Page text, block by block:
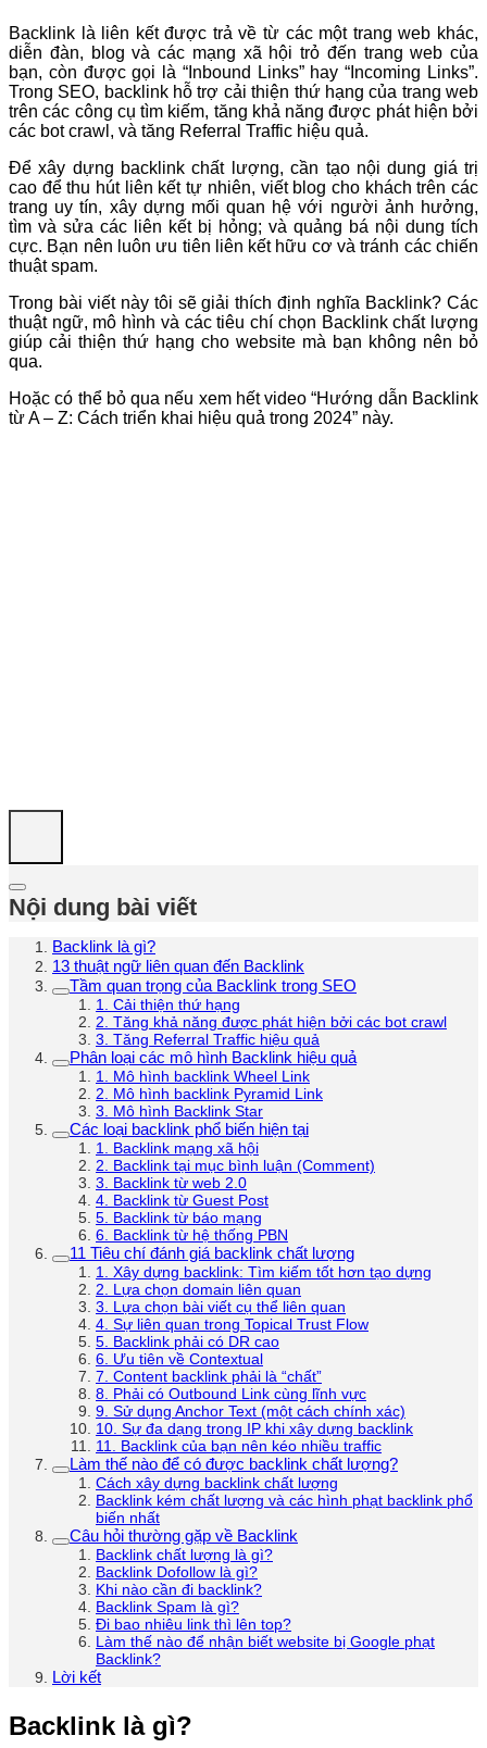
Backlink là liên kết được trả về từ các một trang web khác,
diễn đàn, blog và các mạng xã hội trỏ đến trang web của
bạn, còn được gọi là “Inbound Links” hay “Incoming Links”.
Trong SEO, backlink hỗ trợ cải thiện thứ hạng của trang web
trên các công cụ tìm kiếm, tăng khả năng được phát hiện bởi
các bot crawl, và tăng Referral Traffic hiệu quả.
Để xây dựng backlink chất lượng, cần tạo nội dung giá trị
cao để thu hút liên kết tự nhiên, viết blog cho khách trên các
trang uy tín, xây dựng mối quan hệ với người ảnh hưởng,
tìm và sửa các liên kết bị hỏng; và quảng bá nội dung tích
cực. Bạn nên luôn ưu tiên liên kết hữu cơ và tránh các chiến
thuật spam.
Trong bài viết này tôi sẽ giải thích định nghĩa Backlink? Các
thuật ngữ, mô hình và các tiêu chí chọn Backlink chất lượng
giúp cải thiện thứ hạng cho website mà bạn không nên bỏ
qua.
Hoặc có thể bỏ qua nếu xem hết video “Hướng dẫn Backlink
từ A – Z: Cách triển khai hiệu quả trong 2024” này.
Nội dung bài viết
Backlink là gì?
13 thuật ngữ liên quan đến Backlink
Tầm quan trọng của Backlink trong SEO
1. Cải thiện thứ hạng
2. Tăng khả năng được phát hiện bởi các bot crawl
3. Tăng Referral Traffic hiệu quả
Phân loại các mô hình Backlink hiệu quả
1. Mô hình backlink Wheel Link
2. Mô hình backlink Pyramid Link
3. Mô hình Backlink Star
Các loại backlink phổ biến hiện tại
1. Backlink mạng xã hội
2. Backlink tại mục bình luận (Comment)
3. Backlink từ web 2.0
4. Backlink từ Guest Post
5. Backlink từ báo mạng
6. Backlink từ hệ thống PBN
11 Tiêu chí đánh giá backlink chất lượng
1. Xây dựng backlink: Tìm kiếm tốt hơn tạo dựng
2. Lựa chọn domain liên quan
3. Lựa chọn bài viết cụ thể liên quan
4. Sự liên quan trong Topical Trust Flow
5. Backlink phải có DR cao
6. Ưu tiên về Contextual
7. Content backlink phải là “chất”
8. Phải có Outbound Link cùng lĩnh vực
9. Sử dụng Anchor Text (một cách chính xác)
10. Sự đa dạng trong IP khi xây dựng backlink
11. Backlink của bạn nên kéo nhiều traffic
Làm thế nào để có được backlink chất lượng?
Cách xây dựng backlink chất lượng
Backlink kém chất lượng và các hình phạt backlink phổ
biến nhất
Câu hỏi thường gặp về Backlink
Backlink chất lượng là gì?
Backlink Dofollow là gì?
Khi nào cần đi backlink?
Backlink Spam là gì?
Đi bao nhiêu link thì lên top?
Làm thế nào để nhận biết website bị Google phạt
Backlink?
Lời kết
Backlink là gì?